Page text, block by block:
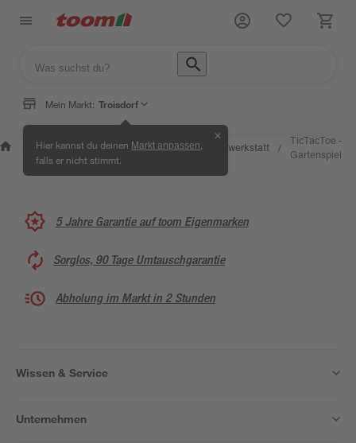
Mein Markt: Troisdorf
Hier kannst du deinen Markt anpassen
falls er nicht stimmt.
✕
Wissen &
Service
/
Selbermachen
& Ratgeber
/ Kreativwerkstatt /
TicTacToe -
Gartenspiel
5 Jahre Garantie auf toom Eigenmarken
Sorglos, 90 Tage Umtauschgarantie
Abholung im Markt in 2 Stunden
Wissen & Service
Unternehmen